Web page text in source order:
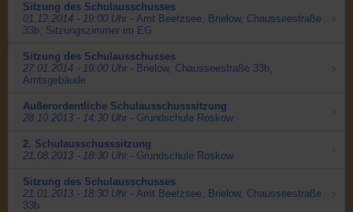
Sitzung des Schulausschusses
01.12.2014 - 19:00 Uhr - Amt Beetzsee, Brielow, Chausseestraße
33b, Sitzungszimmer im EG
Sitzung des Schulausschusses
27.01.2014 - 19:00 Uhr - Brielow, Chausseestraße 33b,
Amtsgebäude
Außerordentliche Schulausschusssitzung
28.10.2013 - 14:30 Uhr - Grundschule Roskow
2. Schulausschusssitzung
21.08.2013 - 18:30 Uhr - Grundschule Roskow
Sitzung des Schulausschusses
21.01.2013 - 18:30 Uhr - Amt Beetzsee, Brielow, Chausseestraße
33b